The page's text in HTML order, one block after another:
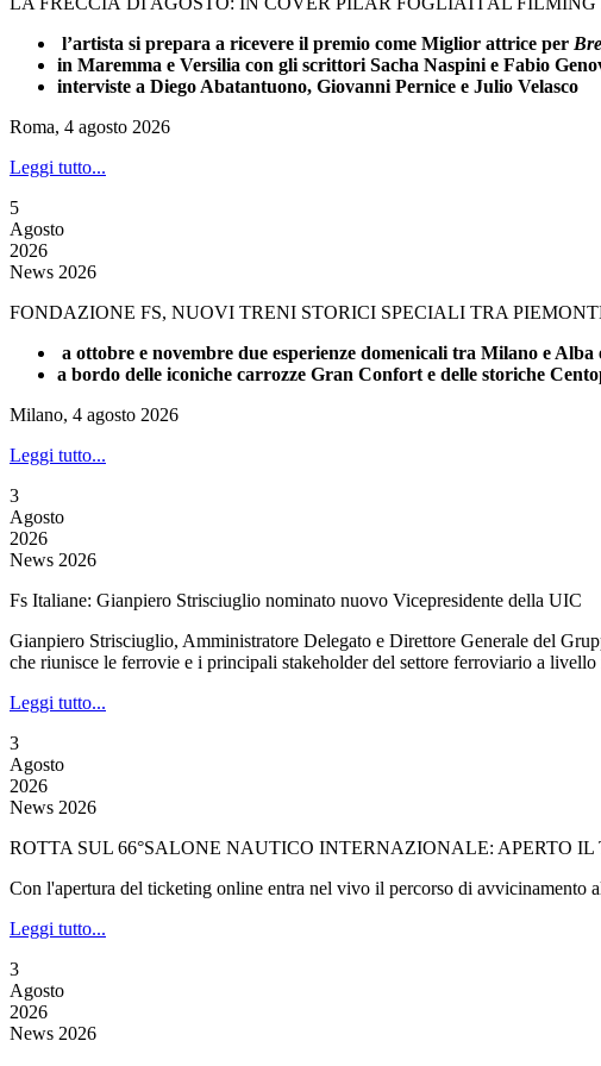
l’artista si prepara a ricevere il premio come Miglior attrice per
in Maremma e Versilia con gli scrittori Sacha Naspini e Fabio
interviste a Diego Abatantuono, Giovanni Pernice e Julio Velasco
Roma, 4 agosto 2026
Leggi tutto...
5
Agosto
2026
News 2026
FONDAZIONE FS, NUOVI TRENI STORICI SPECIALI TRA
a ottobre e novembre due esperienze domenicali tra Milano e
a bordo delle iconiche carrozze Gran Confort e delle storiche
Milano, 4 agosto 2026
Leggi tutto...
3
Agosto
2026
News 2026
Fs Italiane: Gianpiero Strisciuglio nominato nuovo Vicepresidente della UIC
Gianpiero Strisciuglio, Amministratore Delegato e Direttore Generale del
che riunisce le ferrovie e i principali stakeholder del settore ferroviario a livello
Leggi tutto...
3
Agosto
2026
News 2026
ROTTA SUL 66°SALONE NAUTICO INTERNAZIONALE: APERTO
Con l'apertura del ticketing online entra nel vivo il percorso di avvicinamento
Leggi tutto...
3
Agosto
2026
News 2026